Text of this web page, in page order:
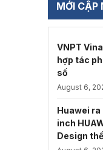
MỚI CẬP
VNPT
hợp tác
số
August 6,
Huawei ra
inch
Design